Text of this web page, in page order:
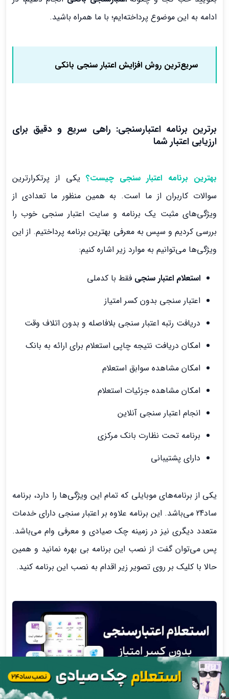
ادامه به این موضوع پرداخته‌ایم؛ با ما همراه باشید.
سریع‌ترین روش افزایش اعتبار سنجی بانکی
برترین برنامه‌ اعتبارسنجی: راهی سریع و دقیق برای
ارزیابی اعتبار شما
بهترین برنامه اعتبار سنجی چیست؟ یکی از پرتکرارترین
سوالات کاربران از ما است. به همین منظور ما تعدادی از
ویژگی‌های مثبت یک برنامه و سایت اعتبار سنجی خوب را
بررسی کردیم و سپس به معرفی بهترین برنامه پرداختیم. از این
ویژگی‌ها می‌توانیم به موارد زیر اشاره کنیم:
استعلام اعتبار سنجی فقط با کدملی
اعتبار سنجی بدون کسر امتیاز
دریافت رتبه اعتبار سنجی بلافاصله و بدون اتلاف وقت
امکان دریافت نتیجه چاپی استعلام برای ارائه به بانک
امکان مشاهده سوابق استعلام
امکان مشاهده جزئیات استعلام
انجام اعتبار سنجی آنلاین
برنامه تحت نظارت بانک مرکزی
دارای پشتیبانی
یکی از برنامه‌های موبایلی که تمام این ویژگی‌ها را دارد، برنامه
ساد24 می‌باشد. این برنامه علاوه بر اعتبار سنجی دارای خدمات
متعدد دیگری نیز در زمینه چک صیادی و معرفی وام می‌باشد.
پس می‌توان گفت از نصب این برنامه بی بهره نمانید و همین
حالا با کلیک بر روی تصویر زیر اقدام به نصب این برنامه کنید.